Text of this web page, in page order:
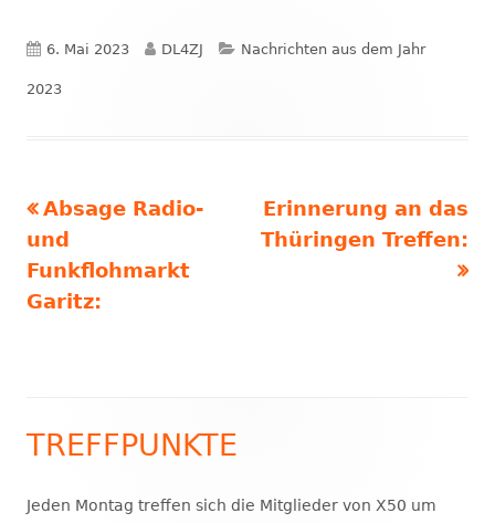
Fenster
Veröffentlicht
am
6. Mai 2023 Autor
DL4ZJ Kategorien
Nachrichten aus dem Jahr
2023
Beitragsnavigation
Vorheriger
Beitrag:
Absage Radio-
und
Funkflohmarkt
Garitz:
Nächster
Beitrag
Erinnerung an das
Thüringen Treffen:
Haupt-
Seitenleiste
TREFFPUNKTE
Jeden Montag treffen sich die Mitglieder von X50 um